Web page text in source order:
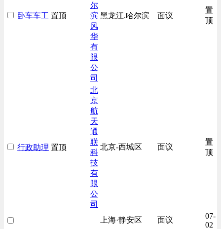
卧车车工 置顶
尔
滨
风
华
有
限
公
司
黑龙江.哈尔滨 面议
置
顶
行政助理 置顶
北
京
航
天
通
联
科
技
有
限
公
司
北京-西城区 面议
置
顶
上海·静安区 面议
07-
02